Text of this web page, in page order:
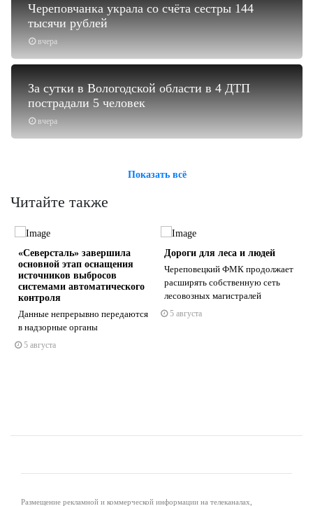
вчера
Череповчанка украла со счёта сестры 144
тысячи рублей
вчера
За сутки в Вологодской области в 4 ДТП
пострадали 5 человек
Показать всё
Читайте также
«Северсталь» завершила
основной этап оснащения
источников выбросов
системами автоматического
контроля
Данные непрерывно передаются
в надзорные органы
5 августа
Дороги для леса и людей
Череповецкий ФМК продолжает
расширять собственную сеть
лесовозных магистралей
5 августа
Размещение рекламной и коммерческой информации на телеканалах,